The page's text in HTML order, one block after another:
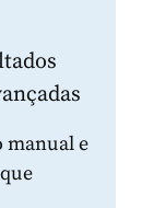
manual e